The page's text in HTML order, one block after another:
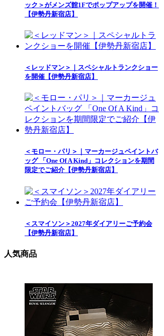
ック＞がメンズ館1Fでポップアップを開催！
【伊勢丹新宿店】
＜レッドマン＞｜スペシャルトランクショー
を開催【伊勢丹新宿店】
＜モロー・パリ＞｜マーカージュペイントバ
ッグ 「One Of A Kind」コレクションを期間
限定でご紹介【伊勢丹新宿店】
＜スマイソン＞2027年ダイアリーご予約会
【伊勢丹新宿店】
人気商品